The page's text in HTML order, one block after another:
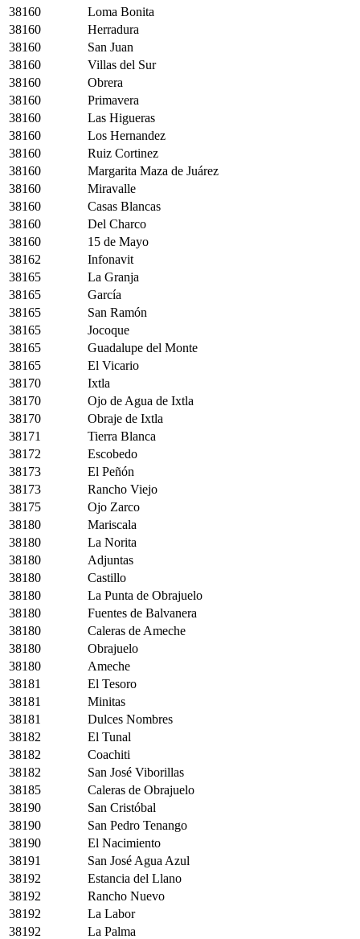
38160
Loma Bonita
38160
Herradura
38160
San Juan
38160
Villas del Sur
38160
Obrera
38160
Primavera
38160
Las Higueras
38160
Los Hernandez
38160
Ruiz Cortinez
38160
Margarita Maza de Juárez
38160
Miravalle
38160
Casas Blancas
38160
Del Charco
38160
15 de Mayo
38162
Infonavit
38165
La Granja
38165
García
38165
San Ramón
38165
Jocoque
38165
Guadalupe del Monte
38165
El Vicario
38170
Ixtla
38170
Ojo de Agua de Ixtla
38170
Obraje de Ixtla
38171
Tierra Blanca
38172
Escobedo
38173
El Peñón
38173
Rancho Viejo
38175
Ojo Zarco
38180
Mariscala
38180
La Norita
38180
Adjuntas
38180
Castillo
38180
La Punta de Obrajuelo
38180
Fuentes de Balvanera
38180
Caleras de Ameche
38180
Obrajuelo
38180
Ameche
38181
El Tesoro
38181
Minitas
38181
Dulces Nombres
38182
El Tunal
38182
Coachiti
38182
San José Viborillas
38185
Caleras de Obrajuelo
38190
San Cristóbal
38190
San Pedro Tenango
38190
El Nacimiento
38191
San José Agua Azul
38192
Estancia del Llano
38192
Rancho Nuevo
38192
La Labor
38192
La Palma